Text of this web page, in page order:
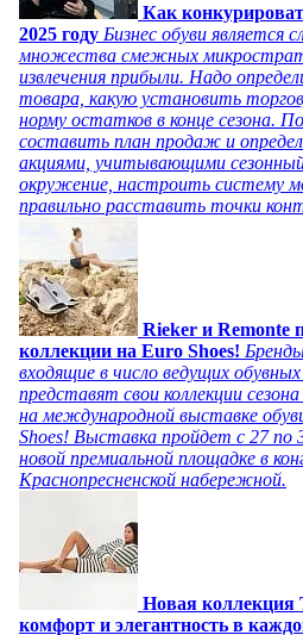
Как
2025 году Бизнес обуви является
множества смежных
извлечения прибыли. Надо
товара, какую установить
норму остатков в конце сезона.
составить план продаж и
акциями, учитывающими
окружение, настроить систему
правильно расставить точки
Rieker и Remonte
коллекции на Euro Shoes!
входящие в число ведущих
представят свои коллекции
на международной выставке
Shoes! Выставка пройдет c 27 по
новой премиальной площадке в
Краснопресненской набережной.
Новая коллекция
комфорт и элегантность в